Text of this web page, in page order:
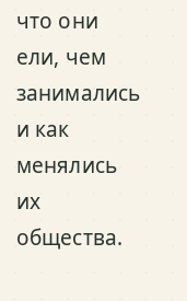
что они
ели, чем
занимались
и как
менялись
их
общества.